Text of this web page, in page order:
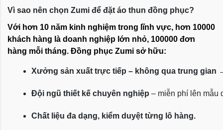
Vì sao nên chọn Zumi để đặt áo thun đồng phục?
Với hơn 10 năm kinh nghiệm trong lĩnh vực, hơn 10000
khách hàng là doanh nghiệp lớn nhỏ, 100000 đơn
hàng mỗi tháng. Đồng phục Zumi sở hữu:
Xưởng sản xuất trực tiếp – không qua trung gian
Đội ngũ thiết kế chuyên nghiệp – miễn phí lên mẫu
Chất liệu đa dạng, kiểm duyệt từng lô hàng.